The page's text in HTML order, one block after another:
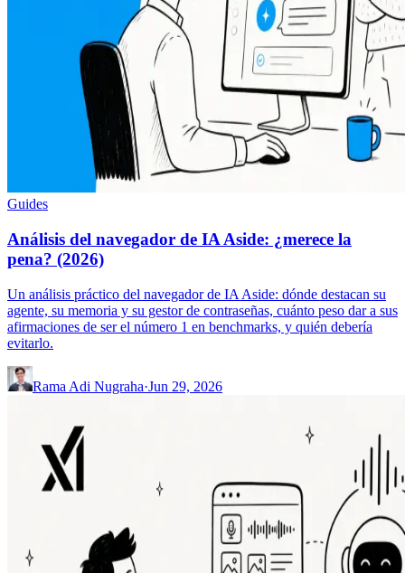
Guides
Análisis del navegador de IA Aside: ¿merece la
pena? (2026)
Un análisis práctico del navegador de IA Aside: dónde destacan su
agente, su memoria y su gestor de contraseñas, cuánto peso dar a sus
afirmaciones de ser el número 1 en benchmarks, y quién debería
evitarlo.
Rama Adi Nugraha·Jun 29, 2026